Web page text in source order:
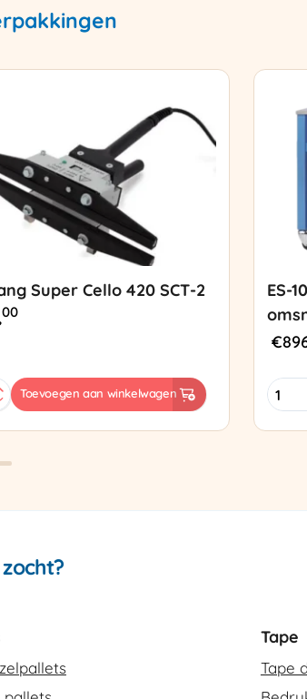
Super Cello 420 SCT-2
00
Toevoegen aan winkelwagen
ES-
€
ES-
102
Tape
Tape